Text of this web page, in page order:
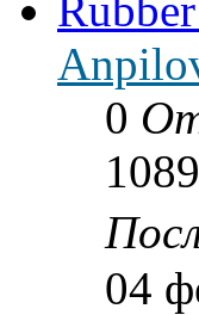
0
04